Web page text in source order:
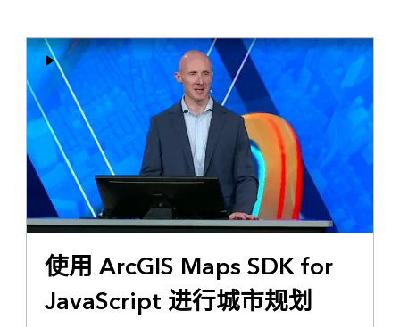
使用 ArcGIS Maps SDK for
JavaScript 进行城市规划